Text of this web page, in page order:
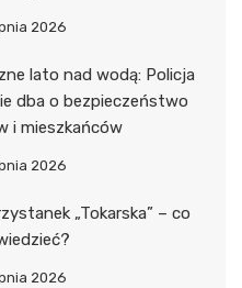
2026
lato nad wodą: Policja
dba o bezpieczeństwo
i mieszkańców
2026
„Tokarska” – co
2026